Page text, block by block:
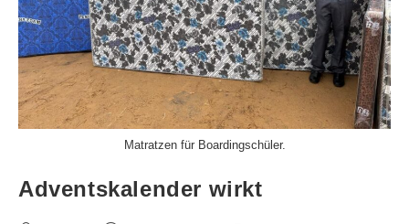
Matratzen für Boardingschüler.
Adventskalender wirkt